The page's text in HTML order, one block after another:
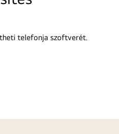
telefonja szoftverét.